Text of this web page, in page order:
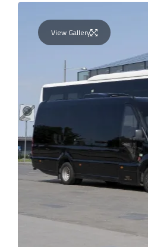
View Gallery